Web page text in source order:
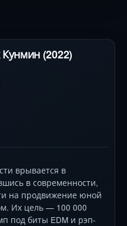
жестокостью, держа
(2022)
врывается в
в современности,
на продвижение юной
Их цель — 100 000
под биты EDM и рэп-